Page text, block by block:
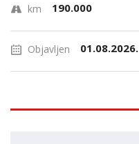
km 190.000
Objavljen 01.08.2026.